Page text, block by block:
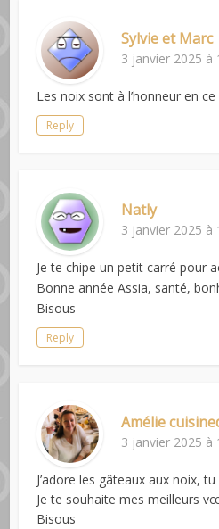
Sylvie et Marc
3 janvier 2025 à
Les noix sont à l’honneur en
Reply
Natly
3 janvier 2025 à
Je te chipe un petit carré pour
Bonne année Assia, santé,
Bisous
Reply
Amélie
3 janvier 2025 à
J’adore les gâteaux aux noix,
Je te souhaite mes meilleurs
Bisous